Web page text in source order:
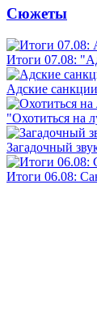
Сюжеты
Итоги 07.08:
Адские
"Охотиться на
Загадочный
Итоги 06.08: